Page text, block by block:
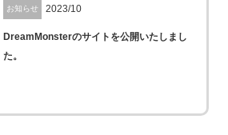
お知らせ 2023/10
DreamMonsterのサイトを公開いたしまし
た。